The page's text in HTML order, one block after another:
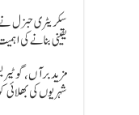
سکریٹری جنرل نے
یقینی بنانے کی
مزید برآں،
شہریوں کی